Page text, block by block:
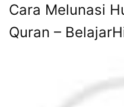
Cara Melunasi
Quran –